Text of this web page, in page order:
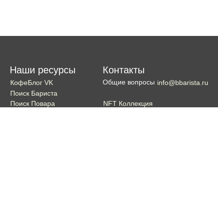
Наши ресурсы
КофеБлог VK
Поиск Бариста
Поиск Повара
Контакты
Общие вопросы info@bbarista.ru
NFT Коллекция